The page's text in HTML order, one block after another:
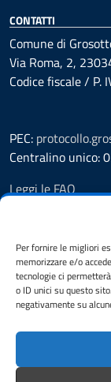
Per fornire le migliori
memorizzare e/o
tecnologie ci
o ID unici su questo
negativamente su
CONTATTI
Comune di
Via Roma, 2,
Codice fiscale / P.
PEC:
Centralino unico:
Leggi le FAQ
Prenotazione
Segnalazione
Richiesta
Amministrazione
Albo Pretorio
Informativa
Pubblicità legale
Dichiarazione di